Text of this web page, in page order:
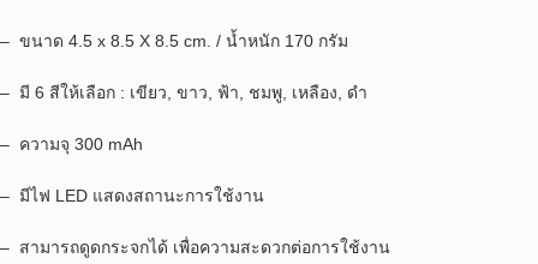
– ขนาด 4.5 x 8.5 X 8.5 cm. / น้ำหนัก 170 กรัม
– มี 6 สีให้เลือก : เขียว, ขาว, ฟ้า, ชมพู, เหลือง, ดำ
– ความจุ 300 mAh
– มีไฟ LED แสดงสถานะการใช้งาน
– สามารถดูดกระจกได้ เพื่อความสะดวกต่อการใช้งาน